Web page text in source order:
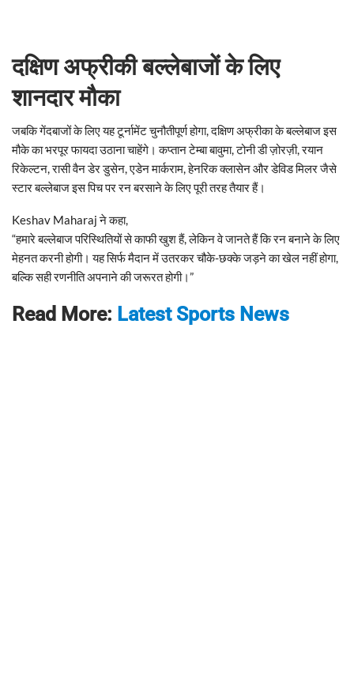
दक्षिण अफ्रीकी बल्लेबाजों के लिए
शानदार मौका
जबकि गेंदबाजों के लिए यह टूर्नामेंट चुनौतीपूर्ण होगा, दक्षिण अफ्रीका के बल्लेबाज इस
मौके का भरपूर फायदा उठाना चाहेंगे। कप्तान टेम्बा बावुमा, टोनी डी ज़ोरज़ी, रयान
रिकेल्टन, रासी वैन डेर डुसेन, एडेन मार्कराम, हेनरिक क्लासेन और डेविड मिलर जैसे
स्टार बल्लेबाज इस पिच पर रन बरसाने के लिए पूरी तरह तैयार हैं।
Keshav Maharaj ने कहा,
“हमारे बल्लेबाज परिस्थितियों से काफी खुश हैं, लेकिन वे जानते हैं कि रन बनाने के लिए
मेहनत करनी होगी। यह सिर्फ मैदान में उतरकर चौके-छक्के जड़ने का खेल नहीं होगा,
बल्कि सही रणनीति अपनाने की जरूरत होगी।”
Read More: Latest Sports News